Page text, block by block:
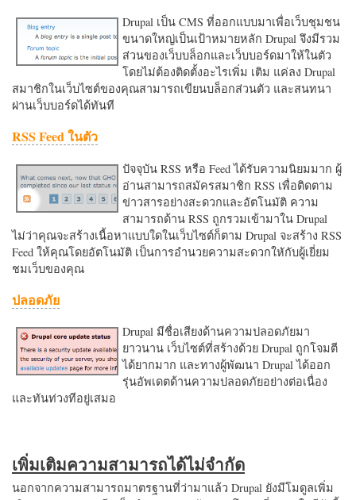
Drupal เป็น CMS ที่ออกแบบมาเพื่อเว็บชุมชน
ขนาดใหญ่เป็นเป้าหมายหลัก Drupal จึงมีรวม
ส่วนของเว็บบล็อกและเว็บบอร์ดมาให้ในตัว
โดยไม่ต้องติดตั้งอะไรเพิ่ม เติม แค่ลง Drupal
สมาชิกในเว็บไซต์ของคุณสามารถเขียนบล็อกส่วนตัว และสนทนา
ผ่านเว็บบอร์ดได้ทันที
RSS Feed ในตัว
ปัจจุบัน RSS หรือ Feed ได้รับความนิยมมาก ผู้
อ่านสามารถสมัครสมาชิก RSS เพื่อติดตาม
ข่าวสารอย่างสะดวกและอัตโนมัติ ความ
สามารถด้าน RSS ถูกรวมเข้ามาใน Drupal
ไม่ว่าคุณจะสร้างเนื้อหาแบบใดในเว็บไซต์ก็ตาม Drupal จะสร้าง RSS
Feed ให้คุณโดยอัตโนมัติ เป็นการอำนวยความสะดวกใหักับผู้เยี่ยม
ชมเว็บของคุณ
ปลอดภัย
Drupal มีชื่อเสียงด้านความปลอดภัยมา
ยาวนาน เว็บไซต์ที่สร้างด้วย Drupal ถูกโจมตี
ได้ยากมาก และทางผู้พัฒนา Drupal ได้ออก
รุ่นอัพเดตด้านความปลอดภัยอย่างต่อเนื่อง
และทันท่วงทีอยู่เสมอ
เพิ่มเติมความสามารถได้ไม่จำกัด
นอกจากความสามารถมาตรฐานที่ว่ามาแล้ว Drupal ยังมีโมดูลเพิ่ม